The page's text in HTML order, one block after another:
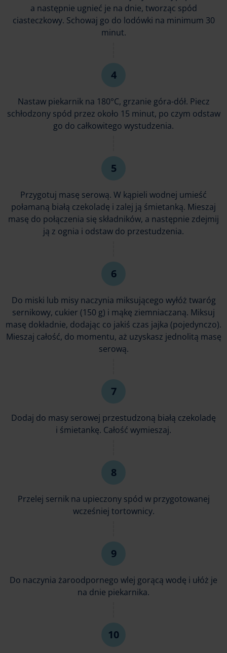
a następnie ugnieć je na dnie, tworząc spód
ciasteczkowy. Schowaj go do lodówki na minimum 30
minut.
Nastaw piekarnik na 180°C, grzanie góra-dół. Piecz
schłodzony spód przez około 15 minut, po czym odstaw
go do całkowitego wystudzenia.
Przygotuj masę serową. W kąpieli wodnej umieść
połamaną białą czekoladę i zalej ją śmietanką. Mieszaj
masę do połączenia się składników, a następnie zdejmij
ją z ognia i odstaw do przestudzenia.
Do miski lub misy naczynia miksującego wyłóż twaróg
sernikowy, cukier (150 g) i mąkę ziemniaczaną. Miksuj
masę dokładnie, dodając co jakiś czas jajka (pojedynczo).
Mieszaj całość, do momentu, aż uzyskasz jednolitą masę
serową.
Dodaj do masy serowej przestudzoną białą czekoladę
i śmietankę. Całość wymieszaj.
Przelej sernik na upieczony spód w przygotowanej
wcześniej tortownicy.
Do naczynia żaroodpornego wlej gorącą wodę i ułóż je
na dnie piekarnika.